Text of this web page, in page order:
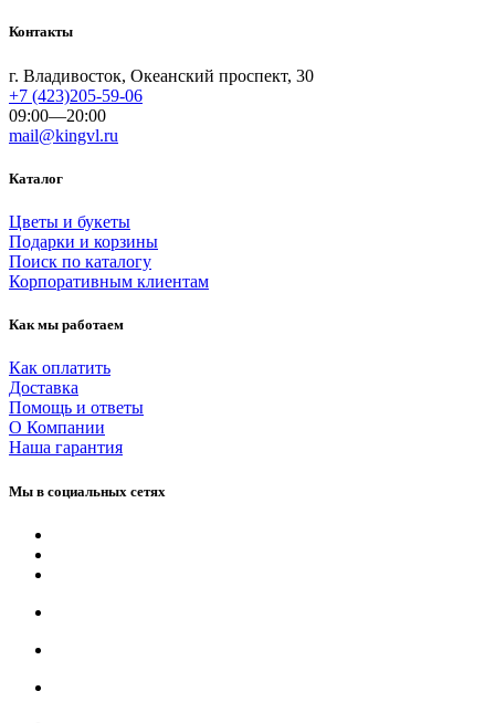
Контакты
г. Владивосток, Океанский проспект, 30
+7 (423)205-59-06
09:00—20:00
mail@kingvl.ru
Каталог
Цветы и букеты
Подарки и корзины
Поиск по каталогу
Корпоративным клиентам
Как мы работаем
Как оплатить
Доставка
Помощь и ответы
О Компании
Наша гарантия
Мы в социальных сетях